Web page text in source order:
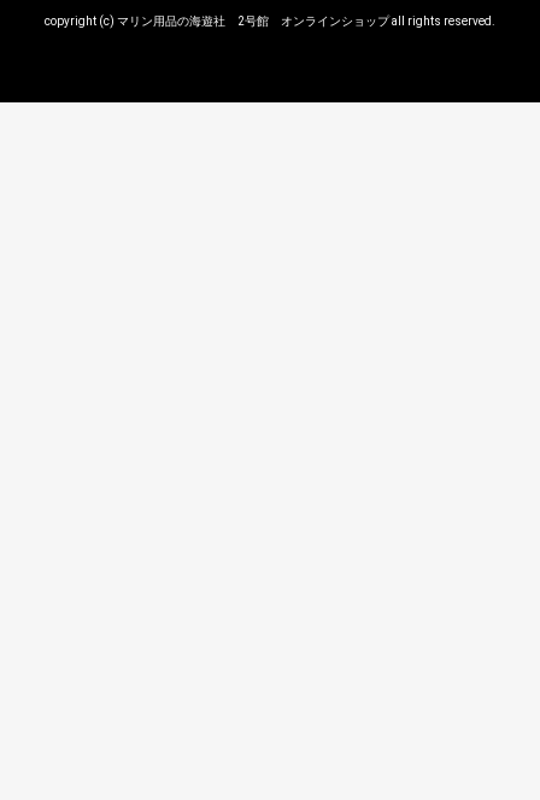
copyright (c) マリン用品の海遊社 2号館 オンラインショップ all rights reserved.